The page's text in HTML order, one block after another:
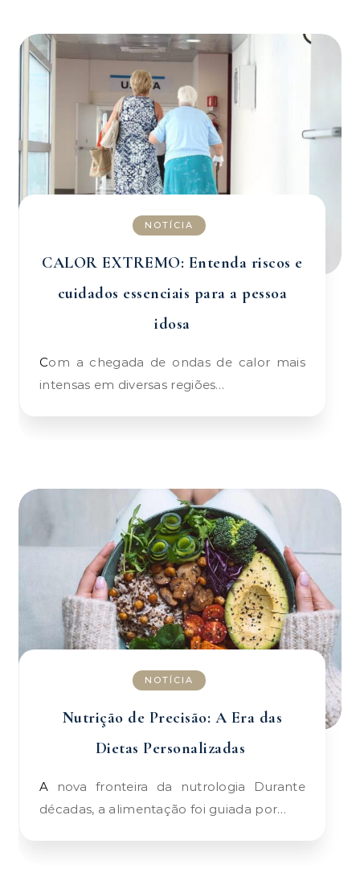
NOTÍCIA
CALOR EXTREMO: Entenda riscos e
cuidados essenciais para a pessoa
idosa
Com a chegada de ondas de calor mais
intensas em diversas regiões…
NOTÍCIA
Nutrição de Precisão: A Era das
Dietas Personalizadas
A nova fronteira da nutrologia Durante
décadas, a alimentação foi guiada por…